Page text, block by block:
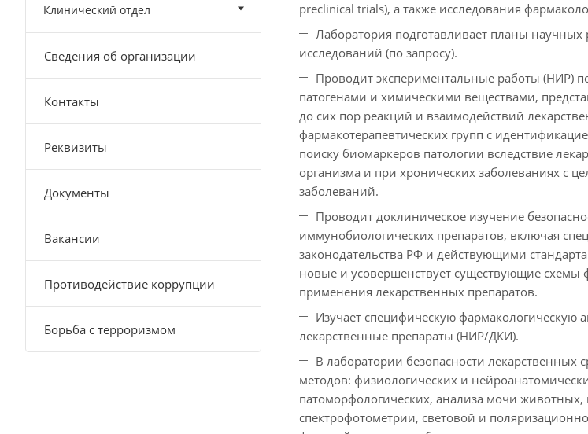
preclinical trials), а также исследования
Лаборатория подготавливает планы
исследований (по запросу).
Проводит экспериментальные работы (НИР)
патогенами и химическими веществами,
до сих пор реакций и взаимодействий
фармакотерапевтических групп с
поиску биомаркеров патологии вследствие
организма и при хронических заболеваниях с
заболеваний.
Проводит доклиническое изучение
иммунобиологических препаратов, включая
законодательства РФ и действующими
новые и усовершенствует существующие схемы
применения лекарственных препаратов.
Изучает специфическую
лекарственные препараты (НИР/ДКИ).
В лаборатории безопасности лекарственных
методов: физиологических и
патоморфологических, анализа мочи
спектрофотометрии, световой и
Клинический отдел
Сведения об организации
Контакты
Реквизиты
Документы
Вакансии
Противодействие коррупции
Борьба с терроризмом